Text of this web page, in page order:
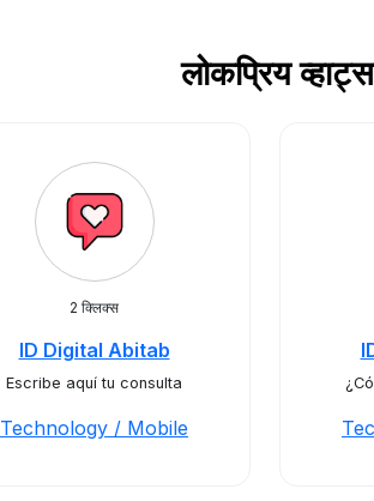
लोकप्रिय
2 क्लिक्स
ID Digital Abitab
Escribe aquí tu consulta
Technology / Mobile